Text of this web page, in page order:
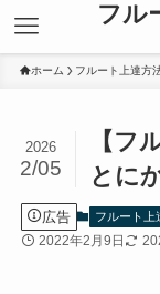
フル
ホーム フルート上達方
【フ
とに
2026
2/05
広告 フルート上
2022年2月9日